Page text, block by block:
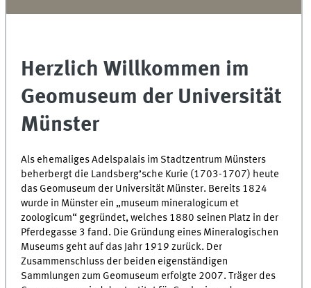
Herzlich Willkommen im
Geomuseum der Universität
Münster
Als ehemaliges Adelspalais im Stadtzentrum Münsters
beherbergt die Landsberg’sche Kurie (1703-1707) heute
das Geomuseum der Universität Münster. Bereits 1824
wurde in Münster ein „museum mineralogicum et
zoologicum“ gegründet, welches 1880 seinen Platz in der
Pferdegasse 3 fand. Die Gründung eines Mineralogischen
Museums geht auf das Jahr 1919 zurück. Der
Zusammenschluss der beiden eigenständigen
Sammlungen zum Geomuseum erfolgte 2007. Träger des